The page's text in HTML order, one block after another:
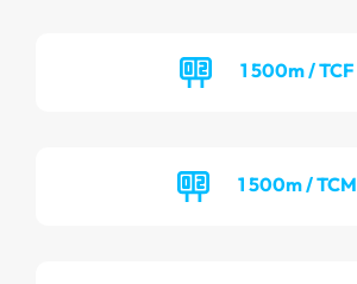
1 500m / TCF
1 500m / TCM